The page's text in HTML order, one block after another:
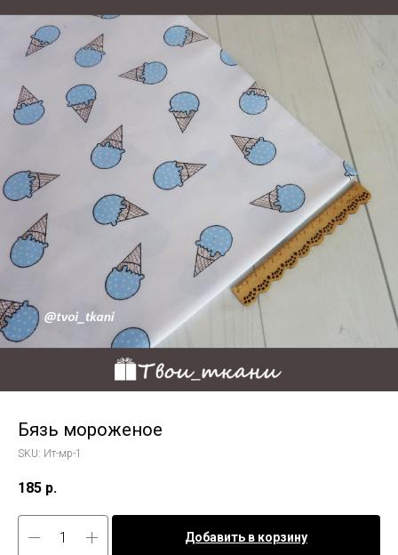
Бязь мороженое
SKU: Ит-мр-1
185 р.
Добавить в корзину